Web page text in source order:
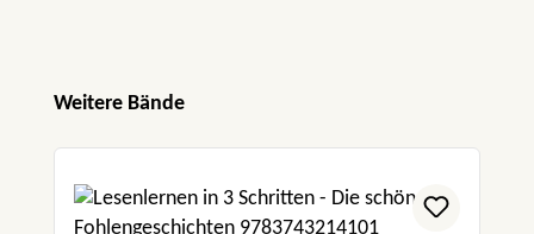
Produktgalerie überspringen
Weitere Bände